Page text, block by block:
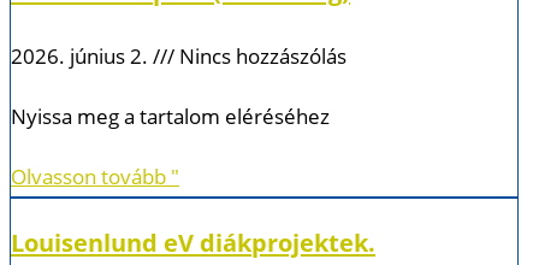
2026. június 2. Nincs hozzászólás
Nyissa meg a tartalom eléréséhez
Olvasson tovább "
Louisenlund eV diákprojektek.